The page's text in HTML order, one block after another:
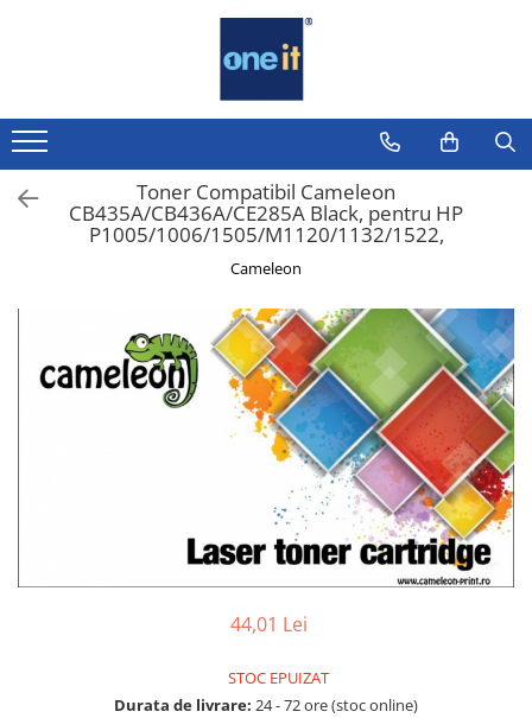
Laptop, Tablete & Telefoane
Laptop / Notebook
Notebook Consumer
Tablete & accesorii
Telefoane & accesorii
Sisteme Desktop & Monitoare
Toner Compatibil Cameleon
CB435A/CB436A/CE285A Black, pentru HP
P1005/1006/1505/M1120/1132/1522,
Cameleon
44,01 Lei
STOC EPUIZAT
Durata de livrare: 24 - 72 ore (stoc online)